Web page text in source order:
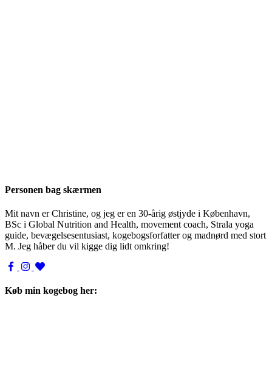
Personen bag skærmen
Mit navn er Christine, og jeg er en 30-årig østjyde i København,
BSc i Global Nutrition and Health, movement coach, Strala yoga
guide, bevægelsesentusiast, kogebogsforfatter og madnørd med stort
M. Jeg håber du vil kigge dig lidt omkring!
Køb min kogebog her: